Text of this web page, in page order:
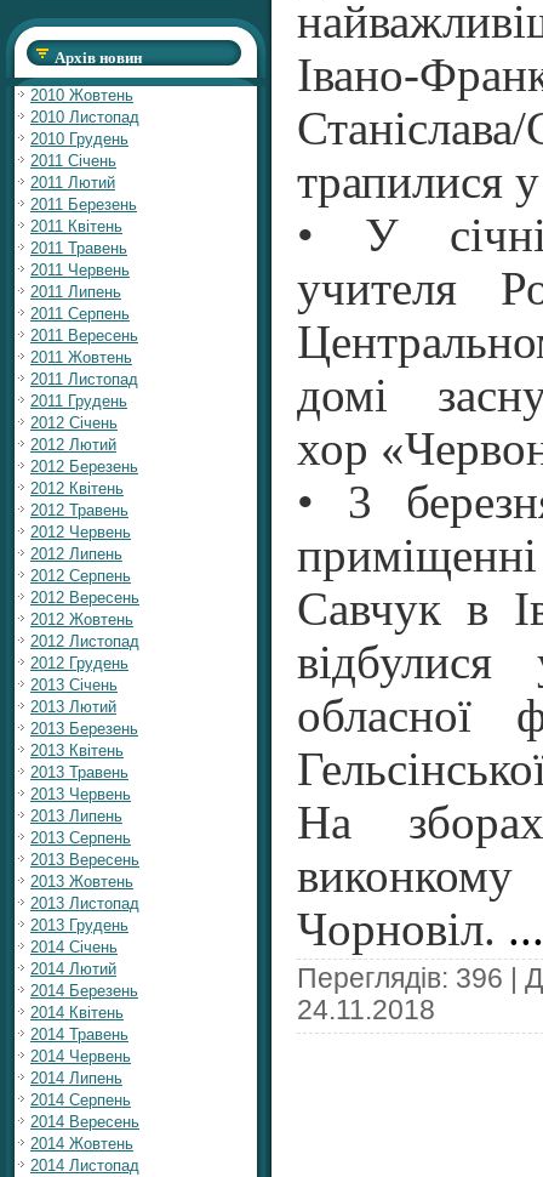
Архів новин
2010 Жовтень
2010 Листопад
2010 Грудень
2011 Січень
2011 Лютий
2011 Березень
2011 Квітень
2011 Травень
2011 Червень
2011 Липень
2011 Серпень
2011 Вересень
2011 Жовтень
2011 Листопад
2011 Грудень
2012 Січень
2012 Лютий
2012 Березень
2012 Квітень
2012 Травень
2012 Червень
2012 Липень
2012 Серпень
2012 Вересень
2012 Жовтень
2012 Листопад
2012 Грудень
2013 Січень
2013 Лютий
2013 Березень
2013 Квітень
2013 Травень
2013 Червень
2013 Липень
2013 Серпень
2013 Вересень
2013 Жовтень
2013 Листопад
2013 Грудень
2014 Січень
2014 Лютий
2014 Березень
2014 Квітень
2014 Травень
2014 Червень
2014 Липень
2014 Серпень
2014 Вересень
2014 Жовтень
2014 Листопад
Івано-
трапилися
• У січні
учителя
домі
хор
• 3
Савчук в
відбулися
обласної
На
Чорновіл.
Переглядів: 396 |
24.11.2018